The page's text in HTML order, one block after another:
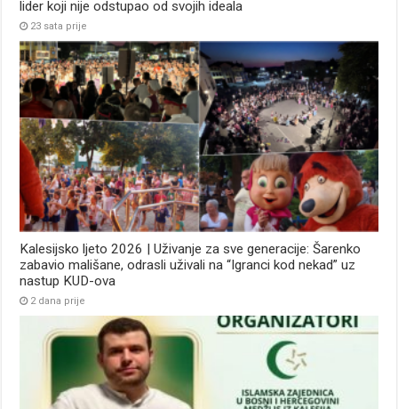
lider koji nije odstupao od svojih ideala
23 sata prije
Kalesijsko ljeto 2026 | Uživanje za sve generacije: Šarenko
zabavio mališane, odrasli uživali na “Igranci kod nekad” uz
nastup KUD-ova
2 dana prije